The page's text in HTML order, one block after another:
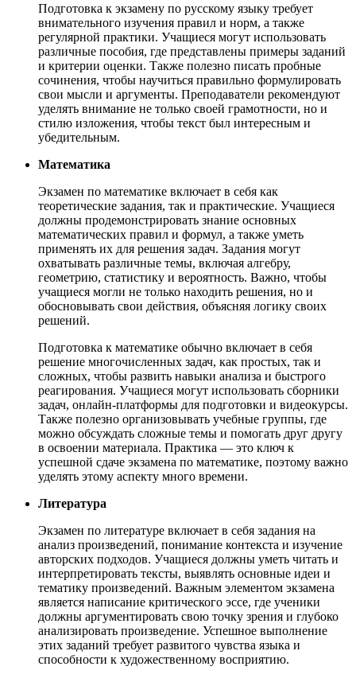
Подготовка к экзамену по русскому языку требует
внимательного изучения правил и норм, а также
регулярной практики. Учащиеся могут использовать
различные пособия, где представлены примеры заданий
и критерии оценки. Также полезно писать пробные
сочинения, чтобы научиться правильно формулировать
свои мысли и аргументы. Преподаватели рекомендуют
уделять внимание не только своей грамотности, но и
стилю изложения, чтобы текст был интересным и
убедительным.
Математика
Экзамен по математике включает в себя как
теоретические задания, так и практические. Учащиеся
должны продемонстрировать знание основных
математических правил и формул, а также уметь
применять их для решения задач. Задания могут
охватывать различные темы, включая алгебру,
геометрию, статистику и вероятность. Важно, чтобы
учащиеся могли не только находить решения, но и
обосновывать свои действия, объясняя логику своих
решений.
Подготовка к математике обычно включает в себя
решение многочисленных задач, как простых, так и
сложных, чтобы развить навыки анализа и быстрого
реагирования. Учащиеся могут использовать сборники
задач, онлайн-платформы для подготовки и видеокурсы.
Также полезно организовывать учебные группы, где
можно обсуждать сложные темы и помогать друг другу
в освоении материала. Практика — это ключ к
успешной сдаче экзамена по математике, поэтому важно
уделять этому аспекту много времени.
Литература
Экзамен по литературе включает в себя задания на
анализ произведений, понимание контекста и изучение
авторских подходов. Учащиеся должны уметь читать и
интерпретировать тексты, выявлять основные идеи и
тематику произведений. Важным элементом экзамена
является написание критического эссе, где ученики
должны аргументировать свою точку зрения и глубоко
анализировать произведение. Успешное выполнение
этих заданий требует развитого чувства языка и
способности к художественному восприятию.